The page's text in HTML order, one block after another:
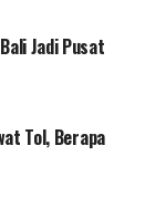
beroperasi.
kinerja
dan
dilakukan
imparsial yang
tokoh
Jadi Pusat
Tol, Berapa